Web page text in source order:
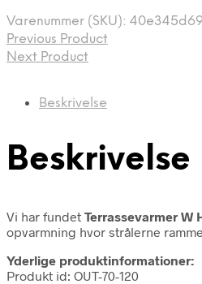
Varenummer (SKU):
Previous Product
Next Product
Beskrivelse
Beskrivelse
Vi har fundet Terrassevarmer W
opvarmning hvor strålerne
Yderlige produktinformationer:
Produkt id: OUT-70-120